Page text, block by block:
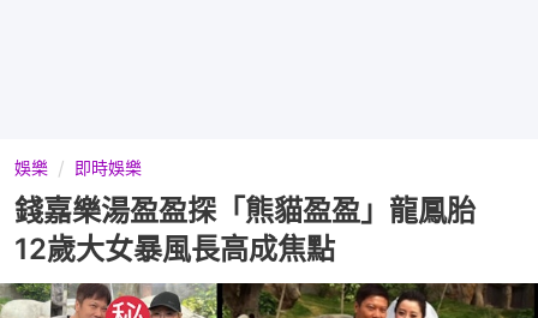
娛樂 即時娛樂
錢嘉樂湯盈盈探「熊貓盈盈」龍鳳胎
12歲大女暴風長高成焦點